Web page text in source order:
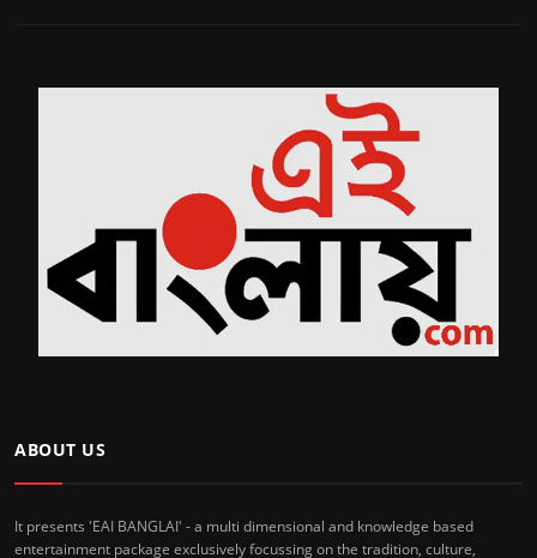
ABOUT US
It presents 'EAI BANGLAI' - a multi dimensional and knowledge based
entertainment package exclusively focussing on the tradition, culture,